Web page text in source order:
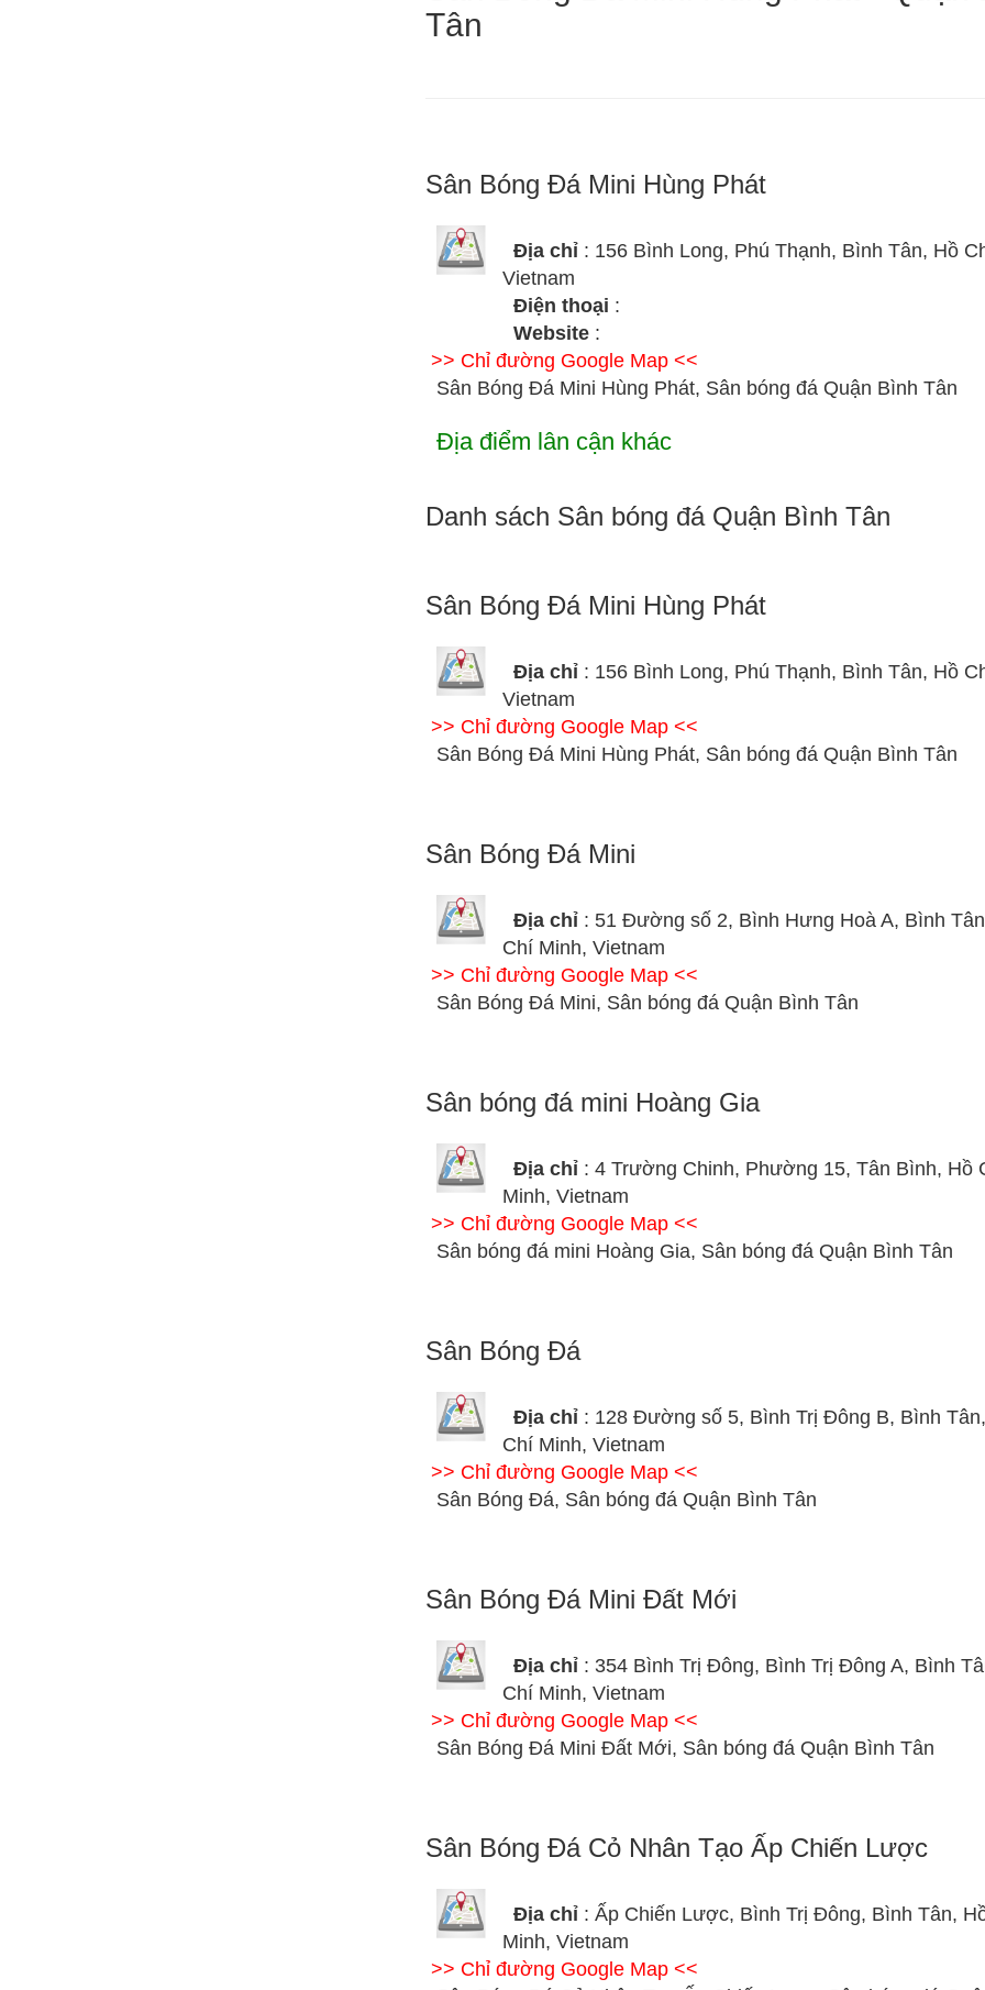
Tân
Sân Bóng Đá Mini Hùng Phát
Địa chỉ : 156 Bình Long, Phú Thạnh, Bình Tân, Hồ
Vietnam
Điện thoại :
Website :
>> Chỉ đường Google Map <<
Sân Bóng Đá Mini Hùng Phát, Sân bóng đá Quận Bình Tân
Địa điểm lân cận khác
Danh sách Sân bóng đá Quận Bình Tân
Sân Bóng Đá Mini Hùng Phát
Địa chỉ : 156 Bình Long, Phú Thạnh, Bình Tân, Hồ
Vietnam
>> Chỉ đường Google Map <<
Sân Bóng Đá Mini Hùng Phát, Sân bóng đá Quận Bình Tân
Sân Bóng Đá Mini
Địa chỉ : 51 Đường số 2, Bình Hưng Hoà A, Bình
Chí Minh, Vietnam
>> Chỉ đường Google Map <<
Sân Bóng Đá Mini, Sân bóng đá Quận Bình Tân
Sân bóng đá mini Hoàng Gia
Địa chỉ : 4 Trường Chinh, Phường 15, Tân Bình, Hồ
Minh, Vietnam
>> Chỉ đường Google Map <<
Sân bóng đá mini Hoàng Gia, Sân bóng đá Quận Bình Tân
Sân Bóng Đá
Địa chỉ : 128 Đường số 5, Bình Trị Đông B, Bình
Chí Minh, Vietnam
>> Chỉ đường Google Map <<
Sân Bóng Đá, Sân bóng đá Quận Bình Tân
Sân Bóng Đá Mini Đất Mới
Địa chỉ : 354 Bình Trị Đông, Bình Trị Đông A, Bình
Chí Minh, Vietnam
>> Chỉ đường Google Map <<
Sân Bóng Đá Mini Đất Mới, Sân bóng đá Quận Bình Tân
Sân Bóng Đá Cỏ Nhân Tạo Ấp Chiến Lược
Địa chỉ : Ấp Chiến Lược, Bình Trị Đông, Bình Tân,
Minh, Vietnam
>> Chỉ đường Google Map <<